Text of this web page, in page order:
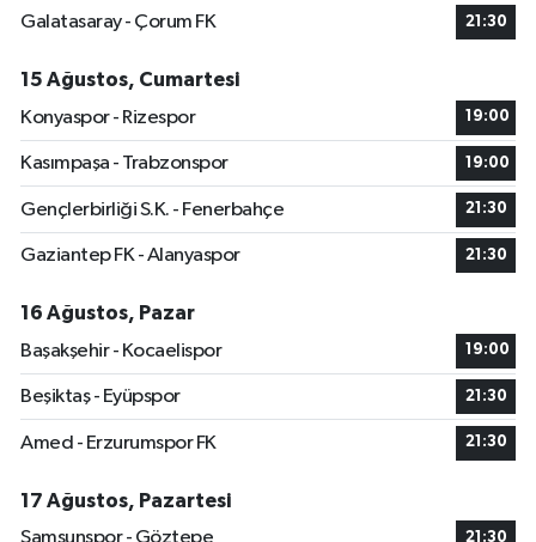
Galatasaray - Çorum FK
21:30
15 Ağustos, Cumartesi
Konyaspor - Rizespor
19:00
Kasımpaşa - Trabzonspor 19:00
Gençlerbirliği S.K. - Fenerbahçe 21:30
Gaziantep FK - Alanyaspor 21:30
16 Ağustos, Pazar
Başakşehir - Kocaelispor
19:00
Beşiktaş - Eyüpspor 21:30
Amed - Erzurumspor FK 21:30
17 Ağustos, Pazartesi
Samsunspor - Göztepe
21:30